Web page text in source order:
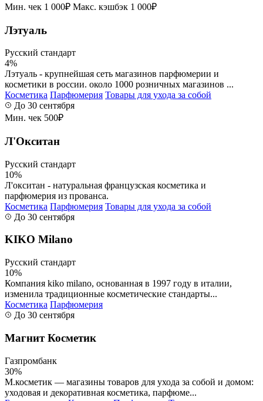
Мин. чек 1 000₽ Макс. кэшбэк 1 000₽
Лэтуаль
Русский стандарт
4%
Лэтуаль - крупнейшая сеть магазинов парфюмерии и
косметики в россии. около 1000 розничных магазинов ...
Косметика Парфюмерия Товары для ухода за собой
До 30 сентября
Мин. чек 500₽
Л'Окситан
Русский стандарт
10%
Л'окситан - натуральная французская косметика и
парфюмерия из прованса.
Косметика Парфюмерия Товары для ухода за собой
До 30 сентября
KIKO Milano
Русский стандарт
10%
Компания kiko milano, основанная в 1997 году в италии,
изменила традиционные косметические стандарты...
Косметика Парфюмерия
До 30 сентября
Магнит Косметик
Газпромбанк
30%
М.косметик — магазины товаров для ухода за собой и домом:
уходовая и декоративная косметика, парфюме...